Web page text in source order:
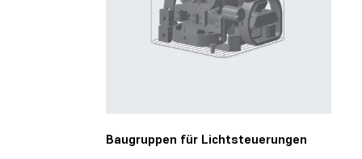
Baugruppen für Lichtsteuerungen